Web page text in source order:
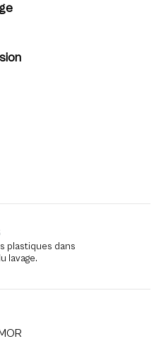
plastiques dans
lavage.